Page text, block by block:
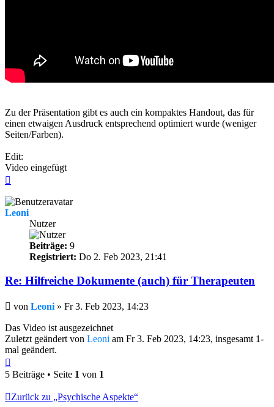
Zu der Präsentation gibt es auch ein kompaktes Handout, das für
einen etwaigen Ausdruck entsprechend optimiert wurde (weniger
Seiten/Farben).
Edit:
Video eingefügt
Leoni
Nutzer
Beiträge: 9
Registriert: Do 2. Feb 2023, 21:41
Re: Hilfreiche Dokumente (auch) für Therapeuten
Beitrag
von Leoni » Fr 3. Feb 2023, 14:23
Das Video ist ausgezeichnet
Zuletzt geändert von Leoni am Fr 3. Feb 2023, 14:23, insgesamt 1-
mal geändert.
oben
5 Beiträge • Seite 1 von 1
Zurück zu „Psychische Aspekte“